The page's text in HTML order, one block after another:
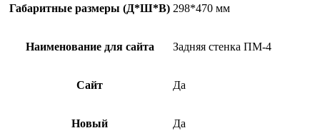
Габаритные размеры (Д*Ш*В) 298*470 мм
Наименование для сайта Задняя стенка ПМ-4
Сайт Да
Новый Да